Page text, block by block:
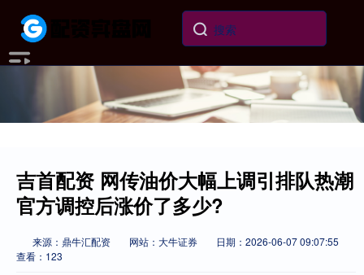
吉首配资 网传油价大幅上调引排队热潮
官方调控后涨价了多少?
来源：鼎牛汇配资 网站：大牛证券
日期：2026-06-07 09:07:55
查看：123